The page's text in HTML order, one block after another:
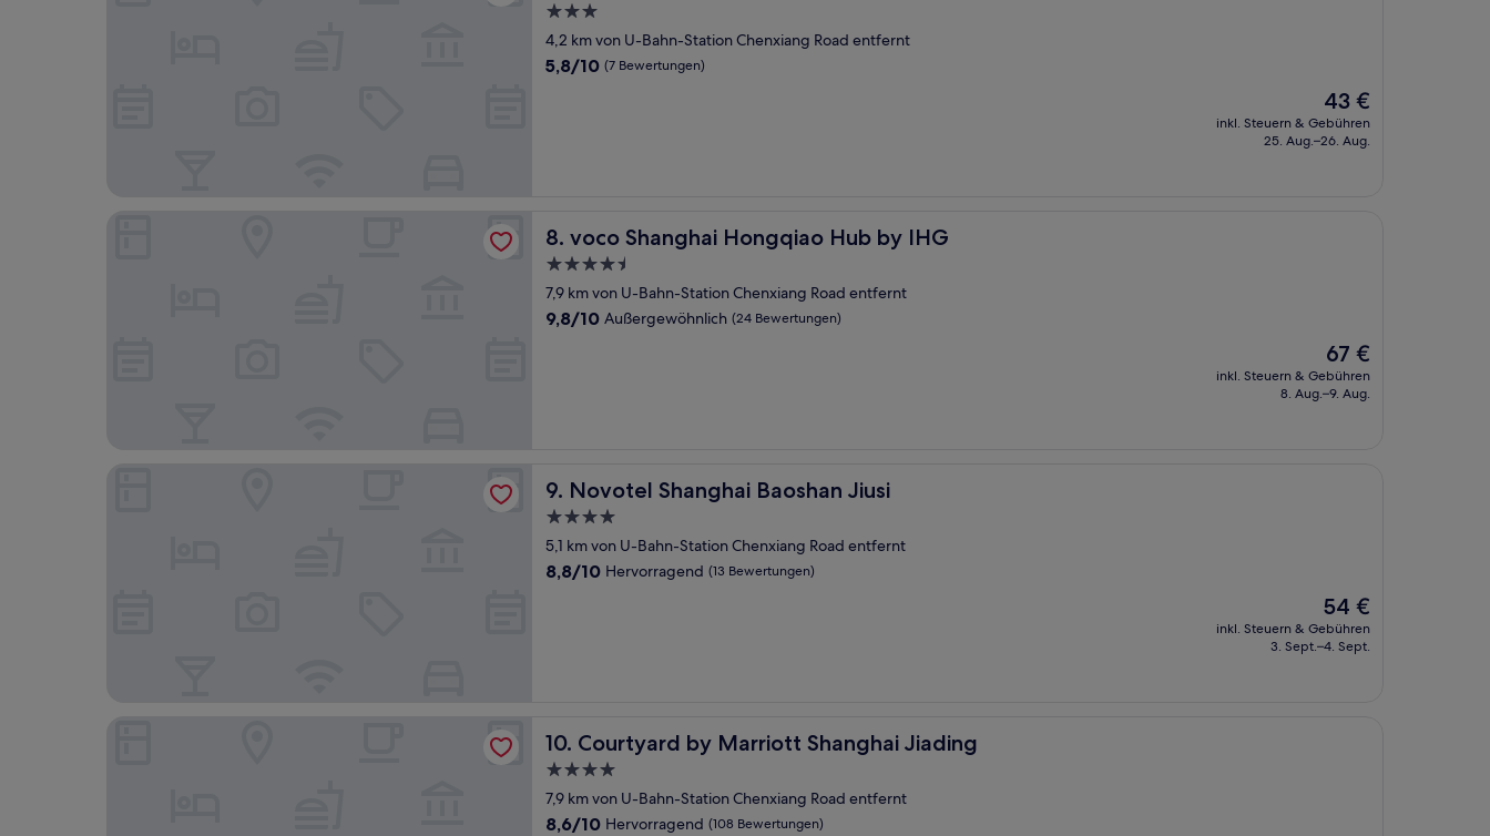
3.0-
Sterne-
Unterkunft
4,2 km von U-Bahn-Station Chenxiang Road entfernt
5.8
5,8/10 (7 Bewertungen)
Der
Preis
beträgt
43 €
inkl. Steuern & Gebühren
25. Aug.–26. Aug.
8. voco Shanghai Hongqiao Hub by IHG
voco Shanghai Hongqiao Hub by IHG
4.5-
Sterne-
Unterkunft
7,9 km von U-Bahn-Station Chenxiang Road entfernt
9.8
9,8/10 Außergewöhnlich (24 Bewertungen)
Der
Preis
beträgt
67 €
inkl. Steuern & Gebühren
8. Aug.–9. Aug.
9. Novotel Shanghai Baoshan Jiusi
Novotel Shanghai Baoshan Jiusi
4.0-
Sterne-
Unterkunft
5,1 km von U-Bahn-Station Chenxiang Road entfernt
8.8
8,8/10 Hervorragend (13 Bewertungen)
Der
Preis
beträgt
54 €
inkl. Steuern & Gebühren
3. Sept.–4. Sept.
10. Courtyard by Marriott Shanghai Jiading
Courtyard by Marriott Shanghai Jiading
4.0-
Sterne-
Unterkunft
7,9 km von U-Bahn-Station Chenxiang Road entfernt
8.6
8,6/10 Hervorragend (108 Bewertungen)